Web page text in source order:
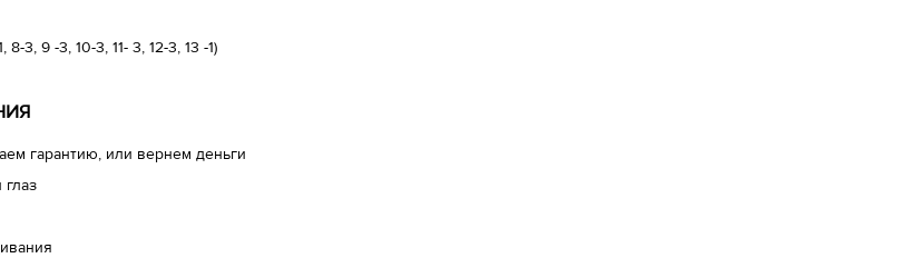
9 -3, 10-3, 11- 3, 12-3, 13 -1)
гарантию, или вернем деньги